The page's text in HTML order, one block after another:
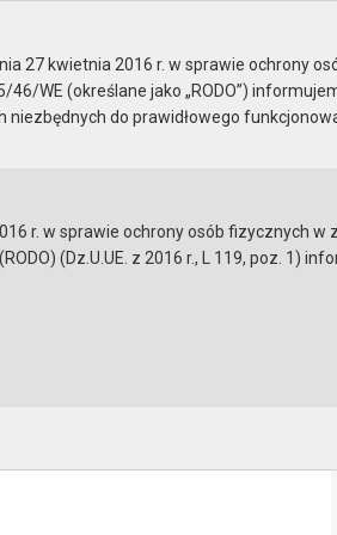
27 kwietnia 2016 r. w sprawie ochrony
WE (określane jako „RODO”)
do prawidłowego
r. w sprawie ochrony osób fizycznych w
(Dz.U.UE. z 2016 r., L 119, poz. 1)